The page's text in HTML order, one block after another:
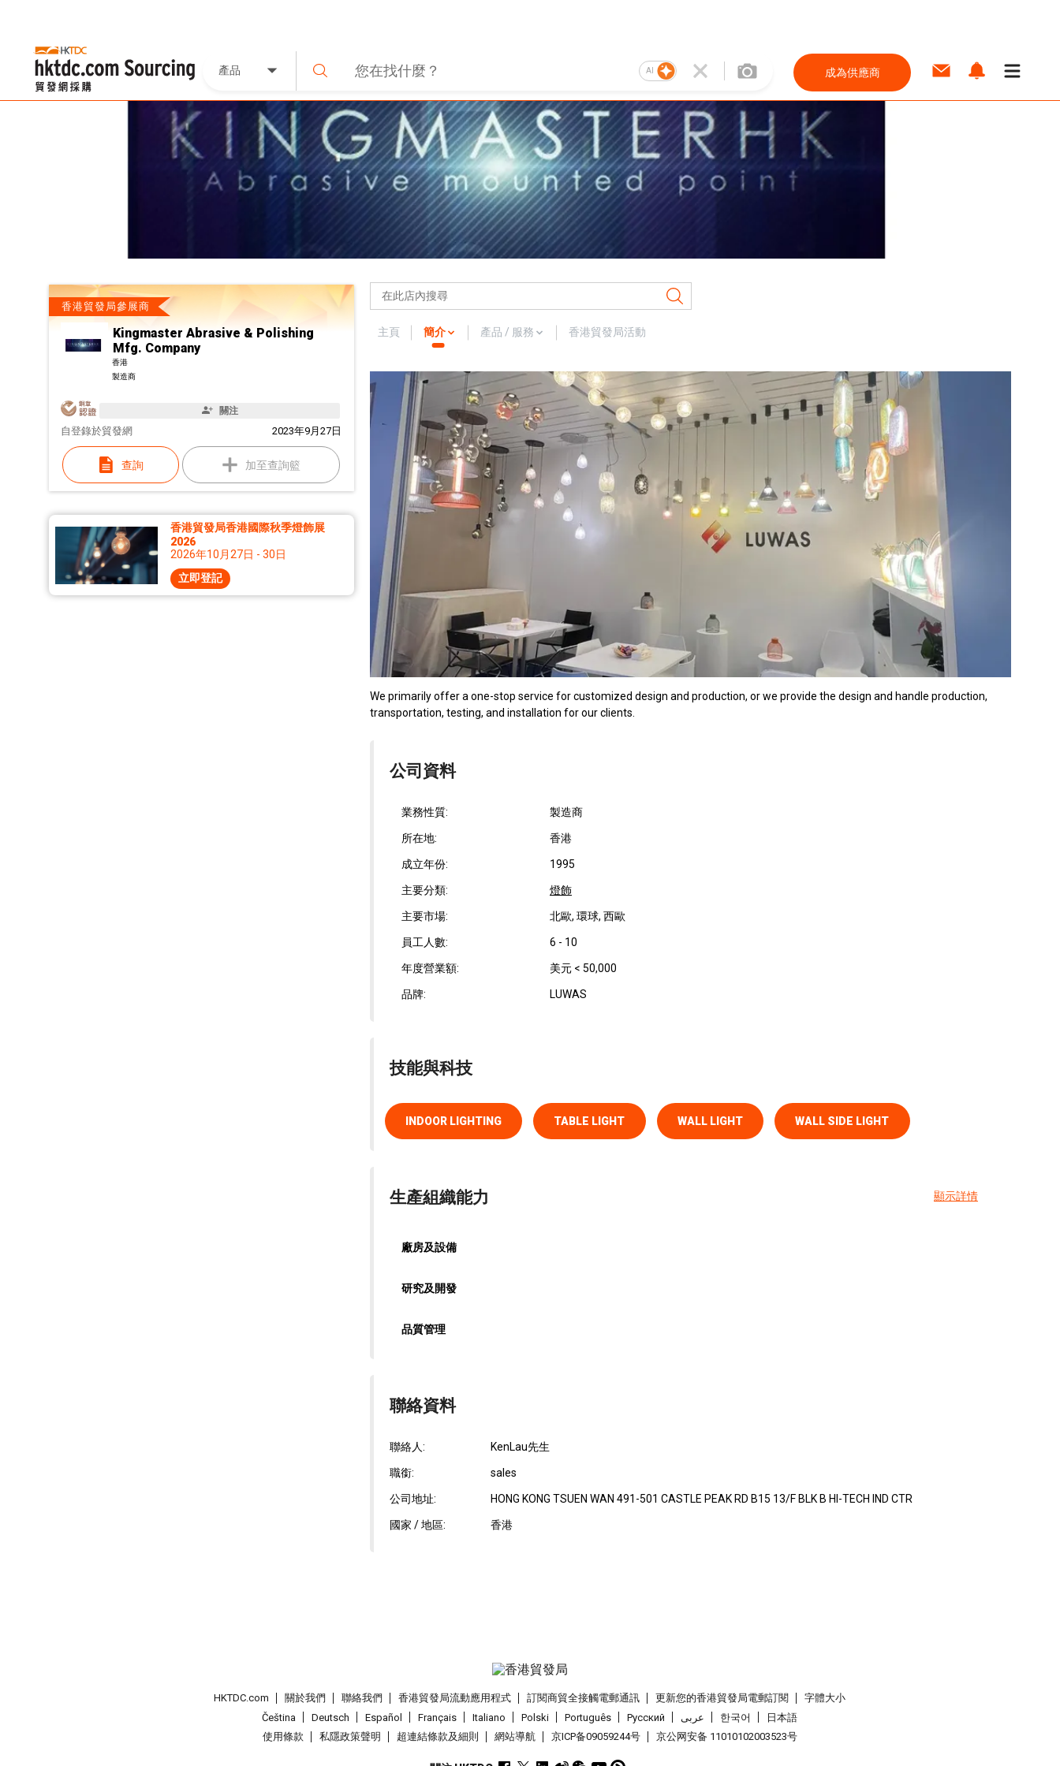
產品 AI 成為供應商
香港貿發局參展商
Kingmaster Abrasive & Polishing
Mfg. Company
香港
製造商
關注
自 2023年9月27日
登錄於貿發網
查詢 加至查詢籃
香港貿發局香港國際秋季燈飾展
2026
2026年10月27日 - 30日
立即登記
主頁 簡介 產品 / 服務 香港貿發局活動
We primarily offer a one-stop service for customized design and production, or we provide the design and handle production,
transportation, testing, and installation for our clients.
公司資料
業務性質: 製造商
所在地: 香港
成立年份: 1995
主要分類: 燈飾
主要市場: 北歐, 環球, 西歐
員工人數: 6 - 10
年度營業額: 美元 < 50,000
品牌: LUWAS
技能與科技
INDOOR LIGHTING TABLE LIGHT WALL LIGHT WALL SIDE LIGHT
生產組織能力 顯示詳情
廠房及設備
研究及開發
品質管理
聯絡資料
聯絡人: KenLau先生
職銜: sales
公司地址: HONG KONG TSUEN WAN 491-501 CASTLE PEAK RD B15 13/F BLK B HI-TECH IND CTR
國家 / 地區: 香港
HKTDC.com 關於我們 聯絡我們 香港貿發局流動應用程式 訂閱商貿全接觸電郵通訊 更新您的香港貿發局電郵訂閱
字體大小
Čeština
Deutsch Español Français Italiano Polski Português Pусский عربى 한국어
日本語
使用條款
私隱政策聲明 超連結條款及細則 網站導航 京ICP备09059244号 京公网安备 11010102003523号